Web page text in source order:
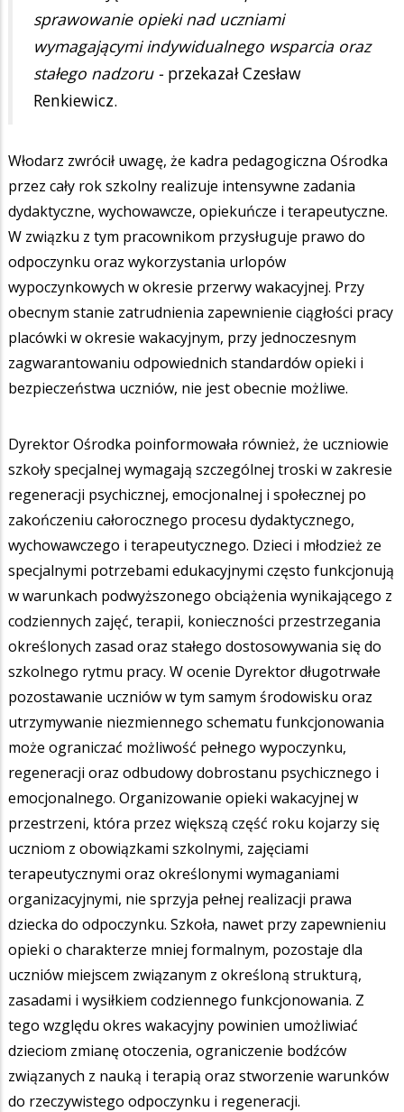
sprawowanie opieki nad uczniami
wymagającymi indywidualnego wsparcia oraz
stałego nadzoru - przekazał Czesław
Renkiewicz.
Włodarz zwrócił uwagę, że kadra pedagogiczna Ośrodka
przez cały rok szkolny realizuje intensywne zadania
dydaktyczne, wychowawcze, opiekuńcze i terapeutyczne.
W związku z tym pracownikom przysługuje prawo do
odpoczynku oraz wykorzystania urlopów
wypoczynkowych w okresie przerwy wakacyjnej. Przy
obecnym stanie zatrudnienia zapewnienie ciągłości pracy
placówki w okresie wakacyjnym, przy jednoczesnym
zagwarantowaniu odpowiednich standardów opieki i
bezpieczeństwa uczniów, nie jest obecnie możliwe.
Dyrektor Ośrodka poinformowała również, że uczniowie
szkoły specjalnej wymagają szczególnej troski w zakresie
regeneracji psychicznej, emocjonalnej i społecznej po
zakończeniu całorocznego procesu dydaktycznego,
wychowawczego i terapeutycznego. Dzieci i młodzież ze
specjalnymi potrzebami edukacyjnymi często funkcjonują
w warunkach podwyższonego obciążenia wynikającego z
codziennych zajęć, terapii, konieczności przestrzegania
określonych zasad oraz stałego dostosowywania się do
szkolnego rytmu pracy. W ocenie Dyrektor długotrwałe
pozostawanie uczniów w tym samym środowisku oraz
utrzymywanie niezmiennego schematu funkcjonowania
może ograniczać możliwość pełnego wypoczynku,
regeneracji oraz odbudowy dobrostanu psychicznego i
emocjonalnego. Organizowanie opieki wakacyjnej w
przestrzeni, która przez większą część roku kojarzy się
uczniom z obowiązkami szkolnymi, zajęciami
terapeutycznymi oraz określonymi wymaganiami
organizacyjnymi, nie sprzyja pełnej realizacji prawa
dziecka do odpoczynku. Szkoła, nawet przy zapewnieniu
opieki o charakterze mniej formalnym, pozostaje dla
uczniów miejscem związanym z określoną strukturą,
zasadami i wysiłkiem codziennego funkcjonowania. Z
tego względu okres wakacyjny powinien umożliwiać
dzieciom zmianę otoczenia, ograniczenie bodźców
związanych z nauką i terapią oraz stworzenie warunków
do rzeczywistego odpoczynku i regeneracji.